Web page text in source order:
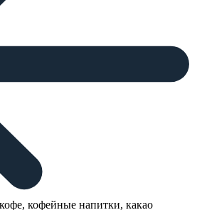
кофейные напитки, какао